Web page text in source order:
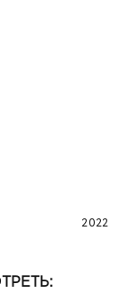
2022